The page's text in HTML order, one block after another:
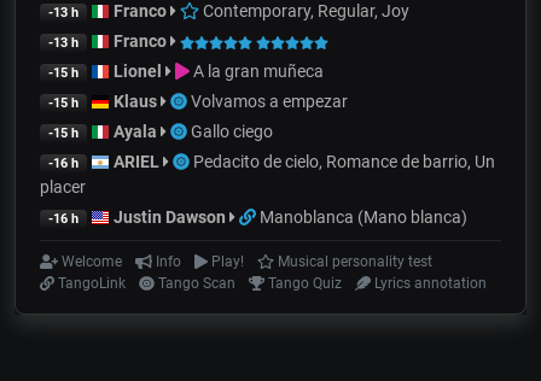
-13 h Franco Contemporary, Regular, Joy
-13 h Franco
-15 h Lionel A la gran muñeca
-15 h Klaus Volvamos a empezar
-15 h Ayala Gallo ciego
-16 h ARIEL
Pedacito de cielo, Romance de barrio, Un
placer
-16 h Justin Dawson Manoblanca (Mano blanca)
Welcome Info Play!
Musical personality test
TangoLink
Tango Scan Tango Quiz Lyrics annotation